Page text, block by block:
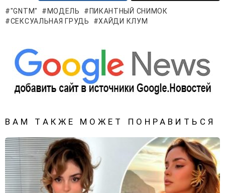
"GNTM" МОДЕЛЬ
ПИКАНТНЫЙ СНИМОК
СЕКСУАЛЬНАЯ ГРУДЬ
ХАЙДИ КЛУМ
ВАМ ТАКЖЕ МОЖЕТ ПОНРАВИТЬСЯ